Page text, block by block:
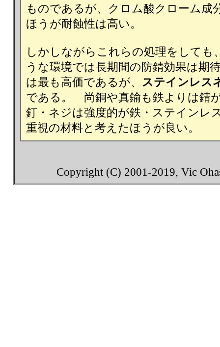
ものであるが、クロム酸クローム成
ほうが耐蝕性は高い。
しかしながらこれらの処理をしても
うな環境では長期間の防錆効果は
は最も高価であるが、 ステインレス
である。 尚銅や真鍮も鉄よりは錆
釘・ネジは強度的が鉄・ステインレ
重視の材料と考えたほうが良い。
Copyright (C) 2001-2019, Vic